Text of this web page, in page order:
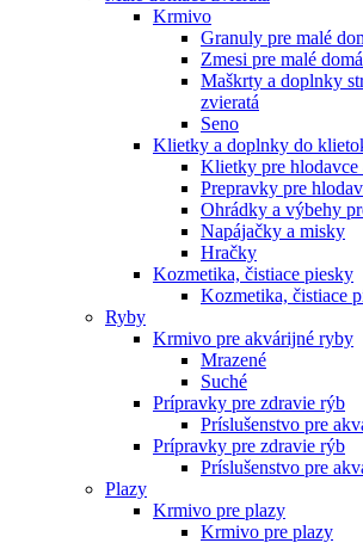
Krmivo
Granuly pre malé
Zmesi pre malé
Maškrty a doplnky
zvieratá
Seno
Klietky a doplnky do
Klietky pre
Prepravky pre
Ohrádky a výbehy
Napájačky a misky
Hračky
Kozmetika, čistiace piesky
Kozmetika, čistiace
Ryby
Krmivo pre akvárijné ryby
Mrazené
Suché
Prípravky pre zdravie rýb
Príslušenstvo pre
Prípravky pre zdravie rýb
Príslušenstvo pre
Plazy
Krmivo pre plazy
Krmivo pre plazy